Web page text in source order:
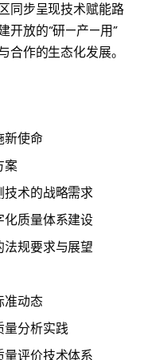
同步呈现技术赋能路
开放的“研—产—用”
作的生态化发展。
新使命
案
术的战略需求
质量体系建设
规要求与展望
准动态
量分析实践
评价技术体系